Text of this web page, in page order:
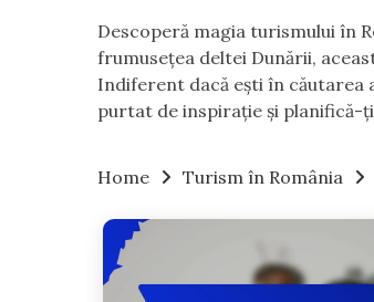
Descoperă magia turismului în
frumusețea deltei Dunării,
Indiferent dacă ești în căutarea
purtat de inspirație și planifică-
Home Turism în România